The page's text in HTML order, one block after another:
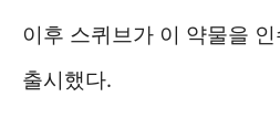
이후 스퀴브가 이 약물을
출시했다.